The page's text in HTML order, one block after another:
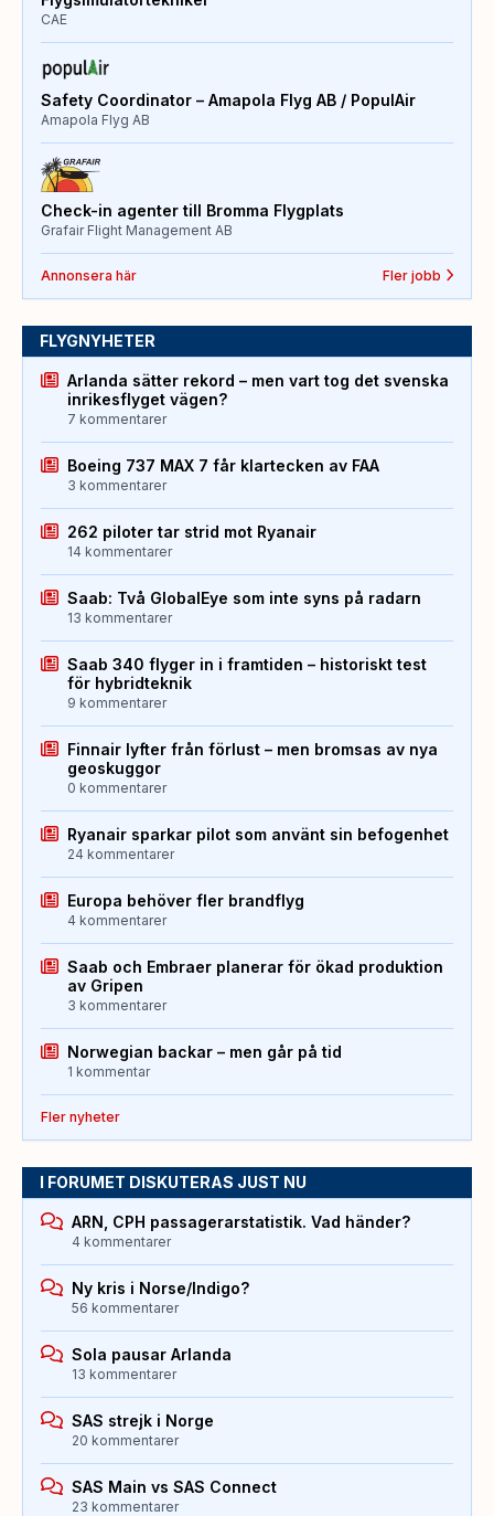
CAE
Safety Coordinator – Amapola Flyg AB / PopulAir
Amapola Flyg AB
Check-in agenter till Bromma Flygplats
Grafair Flight Management AB
Annonsera här Fler jobb
FLYGNYHETER
Arlanda sätter rekord – men vart tog det svenska
inrikesflyget vägen?
7 kommentarer
Boeing 737 MAX 7 får klartecken av FAA
3 kommentarer
262 piloter tar strid mot Ryanair
14 kommentarer
Saab: Två GlobalEye som inte syns på radarn
13 kommentarer
Saab 340 flyger in i framtiden – historiskt test
för hybridteknik
9 kommentarer
Finnair lyfter från förlust – men bromsas av nya
geoskuggor
0 kommentarer
Ryanair sparkar pilot som använt sin befogenhet
24 kommentarer
Europa behöver fler brandflyg
4 kommentarer
Saab och Embraer planerar för ökad produktion
av Gripen
3 kommentarer
Norwegian backar – men går på tid
1 kommentar
Fler nyheter
I FORUMET DISKUTERAS JUST NU
ARN, CPH passagerarstatistik. Vad händer?
4 kommentarer
Ny kris i Norse/Indigo?
56 kommentarer
Sola pausar Arlanda
13 kommentarer
SAS strejk i Norge
20 kommentarer
SAS Main vs SAS Connect
23 kommentarer